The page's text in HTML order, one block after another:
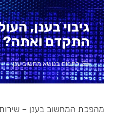
גיבוי בענן,
התקדם ואתה?
כתבות בנושא מחשוב ענן
מהפכת המחשוב בענן –